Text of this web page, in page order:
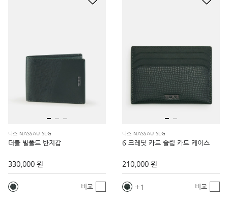
나소 NASSAU SLG
더블 빌폴드 반지갑
330,000 원
비교
나소 NASSAU SLG
6 크레딧 카드 슬림 카드 케이스
210,000 원
1 비교